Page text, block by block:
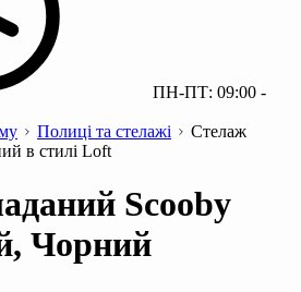
ПН-ПТ: 09:00 -
Полиці та стелажі
Стелаж
в стилі Loft
Scooby
Чорний